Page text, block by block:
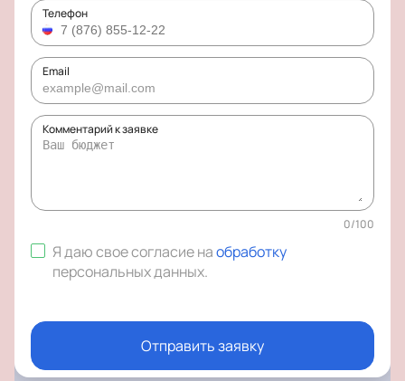
Телефон
Email
Комментарий к заявке
0/100
Я даю свое согласие наобработку
персональных данных.
Отправить заявку